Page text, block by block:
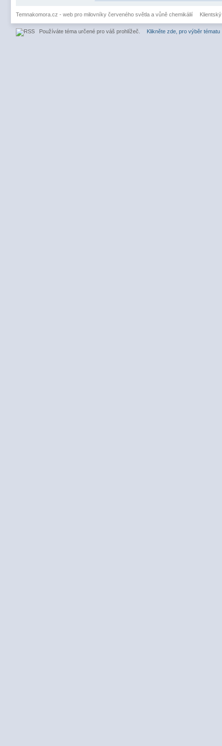
Temnakomora.cz - web pro milovníky červeného světla a vůně chemikálií
Používáte téma určené pro váš prohlížeč. Klikněte zde, pro výběr tématu